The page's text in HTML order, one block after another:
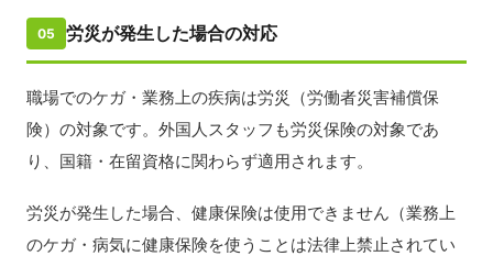
05 労災が発生した場合の対応
職場でのケガ・業務上の疾病は労災（労働者災害補償保
険）の対象です。外国人スタッフも労災保険の対象であ
り、国籍・在留資格に関わらず適用されます。
労災が発生した場合、健康保険は使用できません（業務上
のケガ・病気に健康保険を使うことは法律上禁止されてい